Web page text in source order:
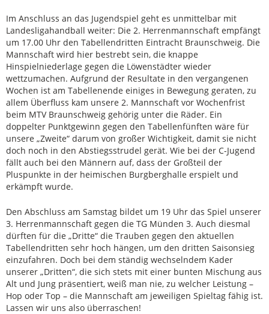
Im Anschluss an das Jugendspiel geht es unmittelbar mit
Landesligahandball weiter: Die 2. Herrenmannschaft empfängt
um 17.00 Uhr den Tabellendritten Eintracht Braunschweig. Die
Mannschaft wird hier bestrebt sein, die knappe
Hinspielniederlage gegen die Löwenstädter wieder
wettzumachen. Aufgrund der Resultate in den vergangenen
Wochen ist am Tabellenende einiges in Bewegung geraten, zu
allem Überfluss kam unsere 2. Mannschaft vor Wochenfrist
beim MTV Braunschweig gehörig unter die Räder. Ein
doppelter Punktgewinn gegen den Tabellenfünften wäre für
unsere „Zweite“ darum von großer Wichtigkeit, damit sie nicht
doch noch in den Abstiegsstrudel gerät. Wie bei der C-Jugend
fällt auch bei den Männern auf, dass der Großteil der
Pluspunkte in der heimischen Burgberghalle erspielt und
erkämpft wurde.
Den Abschluss am Samstag bildet um 19 Uhr das Spiel unserer
3. Herrenmannschaft gegen die TG Münden 3. Auch diesmal
dürften für die „Dritte“ die Trauben gegen den aktuellen
Tabellendritten sehr hoch hängen, um den dritten Saisonsieg
einzufahren. Doch bei dem ständig wechselndem Kader
unserer „Dritten“, die sich stets mit einer bunten Mischung aus
Alt und Jung präsentiert, weiß man nie, zu welcher Leistung –
Hop oder Top – die Mannschaft am jeweiligen Spieltag fähig ist.
Lassen wir uns also überraschen!